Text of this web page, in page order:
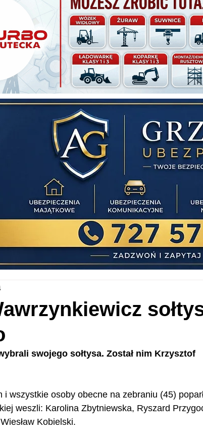
swojego sołtysa. Został nim Krzysztof
i wszystkie osoby obecne na zebraniu (45)
weszli: Karolina Zbytniewska, Ryszard
Kobielski.